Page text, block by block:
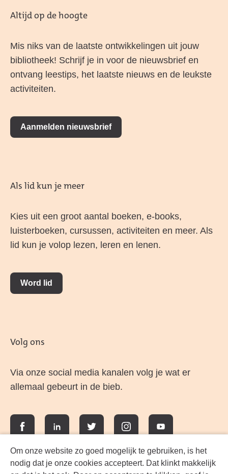
Om onze website zo goed mogelijk te gebruiken, is het
nodig dat je onze cookies accepteert. Dat klinkt makkelijk
Altijd op de hoogte
Mis niks van de laatste ontwikkelingen uit jouw
bibliotheek! Schrijf je in voor de nieuwsbrief en
ontvang leestips, het laatste nieuws en de leukste
activiteiten.
Aanmelden nieuwsbrief
Als lid kun je meer
Kies uit een groot aantal boeken, e-books,
luisterboeken, cursussen, activiteiten en meer. Als
lid kun je volop lezen, leren en lenen.
Word lid
Volg ons
Via onze social media kanalen volg je wat er
allemaal gebeurt in de bieb.
FacebookLinkedIn Twitter InstagramYouTube